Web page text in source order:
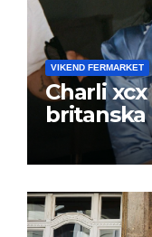
VIKEND FERMARKET
Charli
britanska
albuma
istoj